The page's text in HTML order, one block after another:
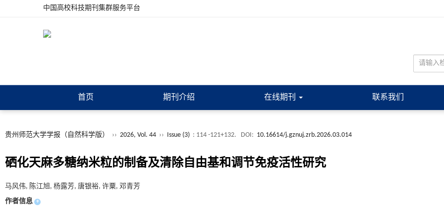
中国高校科技期刊集群服务平台
首页 期刊介绍 在线期刊 联系我们
贵州师范大学学报（自然科学版） ›› 2026, Vol. 44 ›› Issue (3) : 114 -121+132. DOI: 10.16614/j.gznuj.zrb.2026.03.014
硒化天麻多糖纳米粒的制备及清除自由基和调节免疫活性研究
马风伟, 陈江旭, 杨露芳, 唐银裕, 许粟, 邓青芳
作者信息 +